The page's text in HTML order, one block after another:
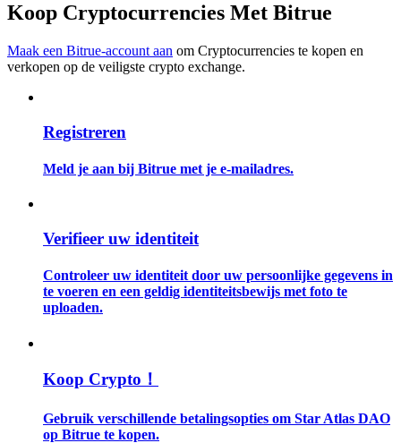
Futures-startgids
Handelsstrategieën
Koop Cryptocurrencies Met Bitrue
Maak een Bitrue-account aan om Cryptocurrencies te kopen en
verkopen op de veiligste crypto exchange.
Registreren
Meld je aan bij Bitrue met je e-mailadres.
Verifieer uw identiteit
Controleer uw identiteit door uw persoonlijke gegevens in
te voeren en een geldig identiteitsbewijs met foto te
uploaden.
Koop Crypto！
Gebruik verschillende betalingsopties om Star Atlas DAO
op Bitrue te kopen.